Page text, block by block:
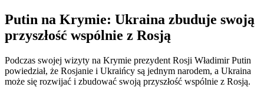
Putin na Krymie: Ukraina zbuduje swoją
przyszłość wspólnie z Rosją
Podczas swojej wizyty na Krymie prezydent Rosji Władimir Putin
powiedział, że Rosjanie i Ukraińcy są jednym narodem, a Ukraina
może się rozwijać i zbudować swoją przyszłość wspólnie z Rosją.